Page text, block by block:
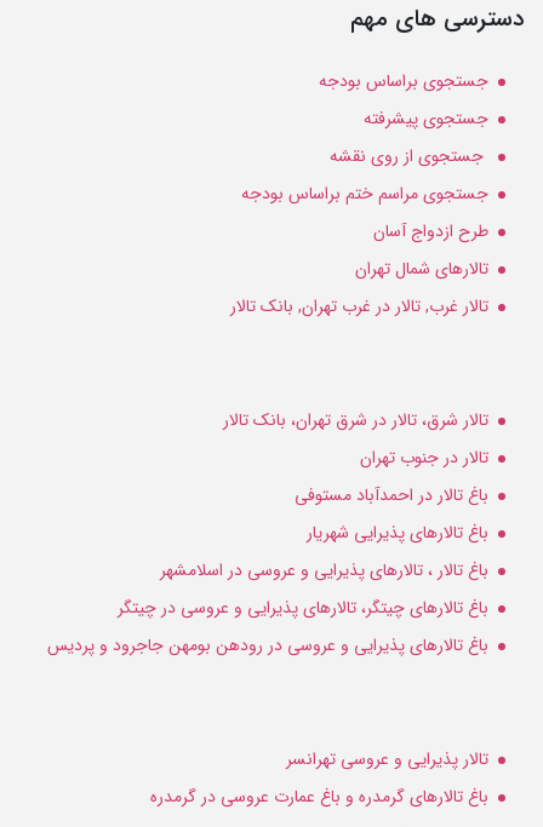
دسترسی های مهم
جستجوی براساس بودجه
جستجوی پیشرفته
جستجوی از روی نقشه
جستجوی مراسم ختم براساس بودجه
طرح ازدواج آسان
تالارهای شمال تهران
تالار غرب, تالار در غرب تهران, بانک تالار
تالار شرق، تالار در شرق تهران، بانک تالار
تالار در جنوب تهران
باغ تالار در احمدآباد مستوفی
باغ تالارهای پذیرایی شهریار
باغ تالار ، تالارهای پذیرایی و عروسی در اسلامشهر
باغ تالارهای چیتگر، تالارهای پذیرایی و عروسی در چیتگر
باغ تالارهای پذیرایی و عروسی در رودهن بومهن جاجرود و پردیس
تالار پذیرایی و عروسی تهرانسر
باغ تالارهای گرمدره و باغ عمارت عروسی در گرمدره